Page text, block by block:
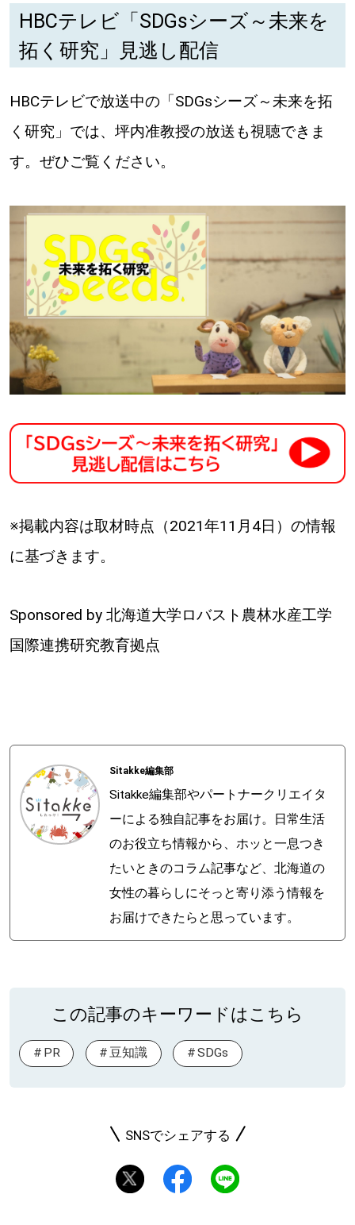
HBCテレビ「SDGsシーズ～未来を
拓く研究」見逃し配信
HBCテレビで放送中の「SDGsシーズ～未来を拓
く研究」では、坪内准教授の放送も視聴できま
す。ぜひご覧ください。
※掲載内容は取材時点（2021年11月4日）の情報
に基づきます。
Sponsored by 北海道大学ロバスト農林水産工学
国際連携研究教育拠点
Sitakke編集部
Sitakke編集部やパートナークリエイタ
ーによる独自記事をお届け。日常生活
のお役立ち情報から、ホッと一息つき
たいときのコラム記事など、北海道の
女性の暮らしにそっと寄り添う情報を
お届けできたらと思っています。
この記事のキーワードはこちら
PR 豆知識 SDGs
SNSでシェアする